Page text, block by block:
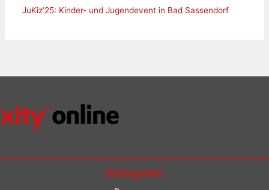
JuKiz’25: Kinder- und Jugendevent in Bad Sassendorf
Kategorien